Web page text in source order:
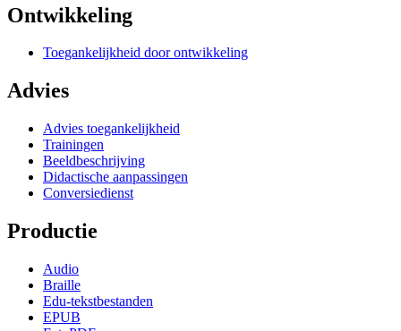
Ontwikkeling
Toegankelijkheid door ontwikkeling
Advies
Advies toegankelijkheid
Trainingen
Beeldbeschrijving
Didactische aanpassingen
Conversiedienst
Productie
Audio
Braille
Edu-tekstbestanden
EPUB